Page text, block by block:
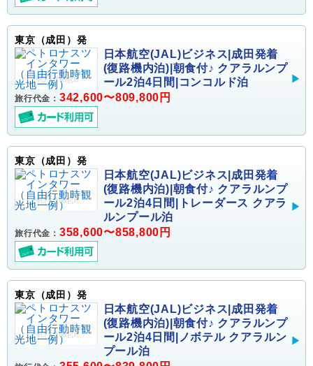
東京（成田）発
日本航空(JAL)ビジネス|成田発着
(復路機内泊)|朝食付♪ クアラルンプ
ール2泊4日間|コンコルド泊
旅行代金： 342,600〜809,800円
東京（成田）発
日本航空(JAL)ビジネス|成田発着
(復路機内泊)|朝食付♪ クアラルンプ
ール2泊4日間|トレーダース クアラ
ルンプール泊
旅行代金： 358,600〜858,800円
東京（成田）発
日本航空(JAL)ビジネス|成田発着
(復路機内泊)|朝食付♪ クアラルンプ
ール2泊4日間|ノボテル クアラルン
プール泊